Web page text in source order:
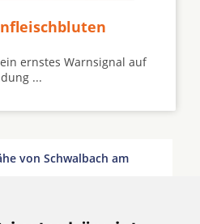
ernstes Warnsignal auf
...
von Schwalbach am